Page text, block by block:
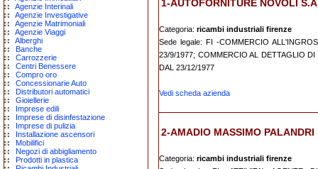
Agenzie Interinali
Agenzie Investigative
Agenzie Matrimoniali
Agenzie Viaggi
Alberghi
Banche
Carrozzerie
Centri Benessere
Compro oro
Concessionarie Auto
Distributori automatici
Gioiellerie
Imprese edili
Imprese di disinfestazione
Imprese di pulizia
Installazione ascensori
Mobilifici
Negozi di abbigliamento
Prodotti in plastica
1-AUTOFORNITURE NOVOLI
Categoria: ricambi industriali firenze
Sede legale: FI -COMMERCIO
23/9/1977; COMMERCIO AL DETTAGLIO
DAL 23/12/1977
Vedi scheda azienda
2-AMADIO MASSIMO PALANDRI
Categoria: ricambi industriali firenze